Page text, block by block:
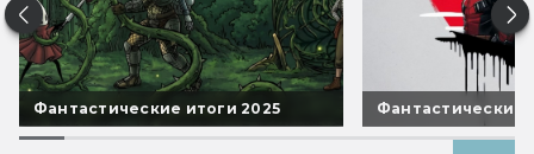
Фантастические итоги 2025 Фантастические